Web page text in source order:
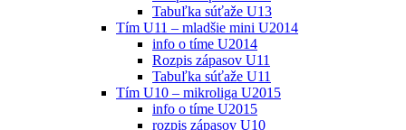
Tabuľka súťaže U13
Tím U11 – mladšie mini U2014
info o tíme U2014
Rozpis zápasov U11
Tabuľka súťaže U11
Tím U10 – mikroliga U2015
info o tíme U2015
rozpis zápasov U10